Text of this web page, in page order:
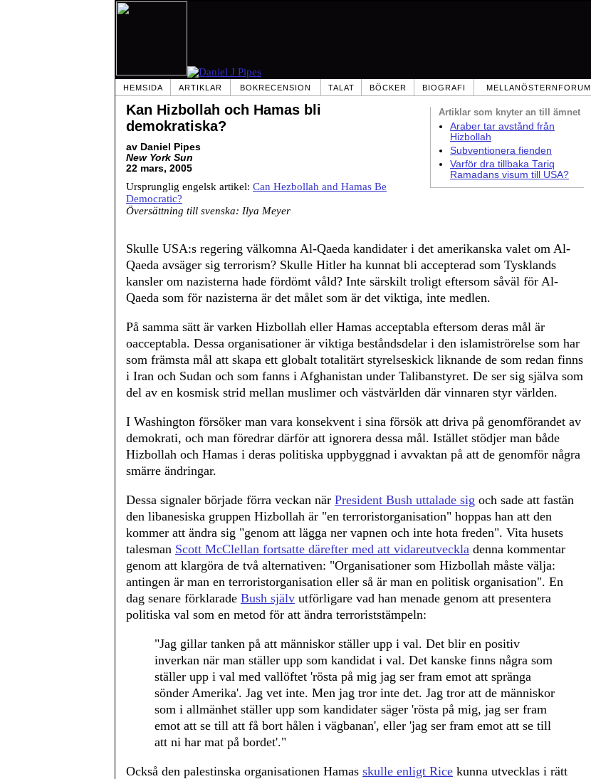
HEMSIDA ARTIKLAR BOKRECENSION TALAT BÖCKER BIOGRAFI MELLANÖSTERNFORUM
Artiklar som knyter an till ämnet
Araber tar avstånd från
Hizbollah
Subventionera fienden
Varför dra tillbaka Tariq
Ramadans visum till USA?
Kan Hizbollah och Hamas bli
demokratiska?
av Daniel Pipes
New York Sun
22 mars, 2005
Ursprunglig engelsk artikel: Can Hezbollah and Hamas Be
Democratic?
Översättning till svenska: Ilya Meyer
Skulle USA:s regering välkomna Al-Qaeda kandidater i det amerikanska valet om Al-
Qaeda avsäger sig terrorism? Skulle Hitler ha kunnat bli accepterad som Tysklands
kansler om nazisterna hade fördömt våld? Inte särskilt troligt eftersom såväl för Al-
Qaeda som för nazisterna är det målet som är det viktiga, inte medlen.
På samma sätt är varken Hizbollah eller Hamas acceptabla eftersom deras mål är
oacceptabla. Dessa organisationer är viktiga beståndsdelar i den islamiströrelse som har
som främsta mål att skapa ett globalt totalitärt styrelseskick liknande de som redan finns
i Iran och Sudan och som fanns i Afghanistan under Talibanstyret. De ser sig själva som
del av en kosmisk strid mellan muslimer och västvärlden där vinnaren styr världen.
I Washington försöker man vara konsekvent i sina försök att driva på genomförandet av
demokrati, och man föredrar därför att ignorera dessa mål. Istället stödjer man både
Hizbollah och Hamas i deras politiska uppbyggnad i avvaktan på att de genomför några
smärre ändringar.
Dessa signaler började förra veckan när President Bush uttalade sig och sade att fastän
den libanesiska gruppen Hizbollah är "en terroristorganisation" hoppas han att den
kommer att ändra sig "genom att lägga ner vapnen och inte hota freden". Vita husets
talesman Scott McClellan fortsatte därefter med att vidareutveckla denna kommentar
genom att klargöra de två alternativen: "Organisationer som Hizbollah måste välja:
antingen är man en terroristorganisation eller så är man en politisk organisation". En
dag senare förklarade Bush själv utförligare vad han menade genom att presentera
politiska val som en metod för att ändra terroriststämpeln:
"Jag gillar tanken på att människor ställer upp i val. Det blir en positiv
inverkan när man ställer upp som kandidat i val. Det kanske finns några som
ställer upp i val med vallöftet 'rösta på mig jag ser fram emot att spränga
sönder Amerika'. Jag vet inte. Men jag tror inte det. Jag tror att de människor
som i allmänhet ställer upp som kandidater säger 'rösta på mig, jag ser fram
emot att se till att få bort hålen i vägbanan', eller 'jag ser fram emot att se till
att ni har mat på bordet'."
Också den palestinska organisationen Hamas skulle enligt Rice kunna utvecklas i rätt